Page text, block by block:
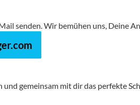
senden. Wir bemühen uns, Deine
gemeinsam mit dir das perfekte